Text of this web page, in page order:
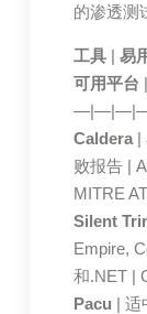
的渗透测
工具| 易
可用平台 |
Caldera|
败报告 |
MITRE
Silent
Empire,
和.NET |
Pacu | 适